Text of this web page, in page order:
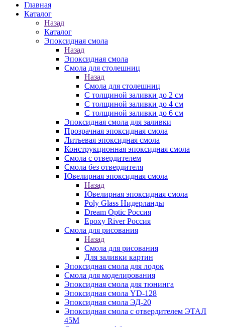
Главная
Каталог
Назад
Каталог
Эпоксидная смола
Назад
Эпоксидная смола
Смола для столешниц
Назад
Смола для столешниц
С толщиной заливки до 2 см
С толщиной заливки до 4 см
С толщиной заливки до 6 см
Эпоксидная смола для заливки
Прозрачная эпоксидная смола
Литьевая эпоксидная смола
Конструкционная эпоксидная смола
Смола с отвердителем
Смола без отвердителя
Ювелирная эпоксидная смола
Назад
Ювелирная эпоксидная смола
Poly Glass Нидерланды
Dream Optic Россия
Epoxy River Россия
Смола для рисования
Назад
Смола для рисования
Для заливки картин
Эпоксидная смола для лодок
Смола для моделирования
Эпоксидная смола для тюнинга
Эпоксидная смола YD-128
Эпоксидная смола ЭД-20
Эпоксидная смола с отвердителем ЭТАЛ
45М